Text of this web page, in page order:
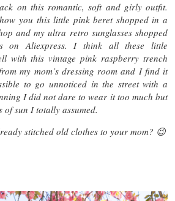
on this romantic, soft and girly outfit.
you this little pink beret shopped in a
and my ultra retro sunglasses shopped
on Aliexpress. I think all these little
with this vintage pink raspberry trench
my mom’s dressing room and I find it
to go unnoticed in the street with a
I did not dare to wear it too much but
sun I totally assumed.
stitched old clothes to your mom? 😉